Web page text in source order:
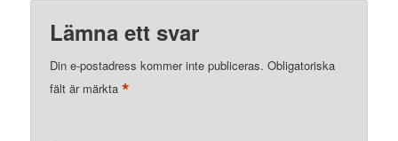
Lämna ett svar
Din e-postadress kommer inte publiceras. Obligatoriska
fält är märkta*